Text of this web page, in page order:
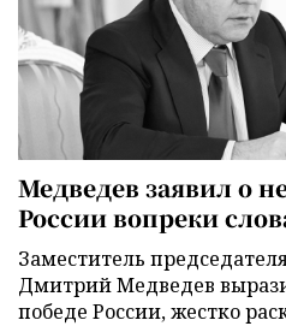
Медведев заявил о
России вопреки
Заместитель
Дмитрий Медведев
победе России, жестко